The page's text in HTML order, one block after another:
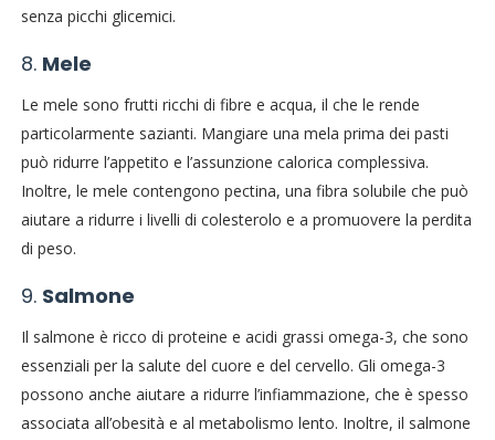
senza picchi glicemici.
8. Mele
Le mele sono frutti ricchi di fibre e acqua, il che le rende
particolarmente sazianti. Mangiare una mela prima dei pasti
può ridurre l’appetito e l’assunzione calorica complessiva.
Inoltre, le mele contengono pectina, una fibra solubile che può
aiutare a ridurre i livelli di colesterolo e a promuovere la perdita
di peso.
9. Salmone
Il salmone è ricco di proteine e acidi grassi omega-3, che sono
essenziali per la salute del cuore e del cervello. Gli omega-3
possono anche aiutare a ridurre l’infiammazione, che è spesso
associata all’obesità e al metabolismo lento. Inoltre, il salmone